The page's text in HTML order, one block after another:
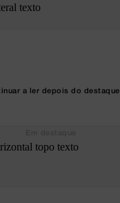
a ler depois do destaque